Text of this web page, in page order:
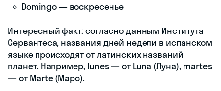
Domingo — воскресенье
Интересный факт: согласно данным Института
Сервантеса, названия дней недели в испанском
языке происходят от латинских названий
планет. Например, lunes — от Luna (Луна), martes
— от Marte (Марс).